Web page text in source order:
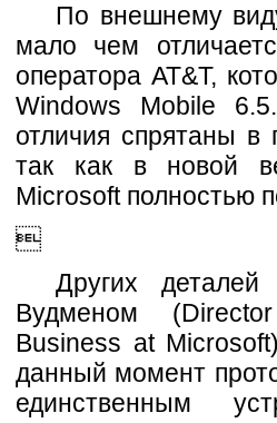
По внешнему
мало чем
оператора AT&T,
Windows Mobile
отличия спрятаны в
так как в новой
Microsoft полностью

Других
Вудменом
Business at
данный момент
единственным